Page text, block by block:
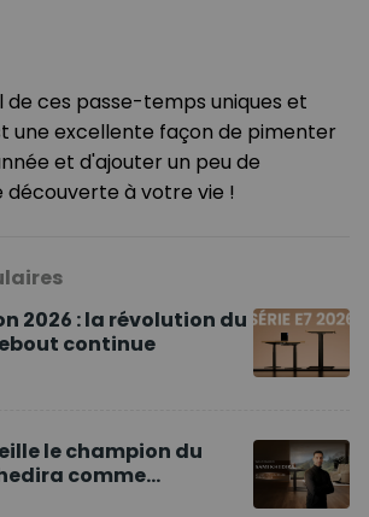
de ces passe-temps uniques et
une excellente façon de pimenter
et d'ajouter un peu de
découverte à votre vie !
2026 : la révolution du
continue
le champion du
comme
la marque en Europe